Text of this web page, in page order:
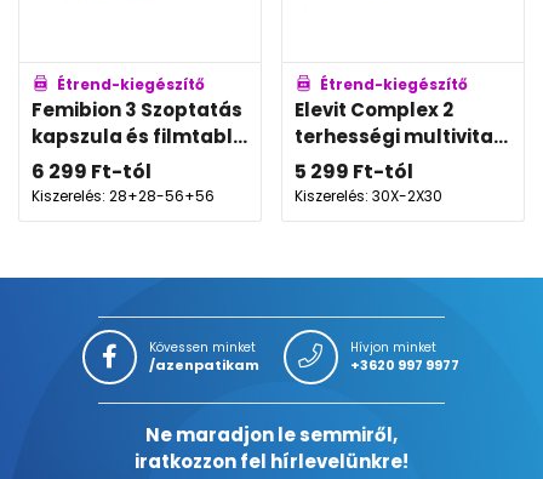
Étrend-kiegészítő
Femibion 3 Szoptatás
kapszula és filmtabl...
6 299 Ft-tól
Kiszerelés: 28+28-56+56
Étrend-kiegészítő
Elevit Complex 2
terhességi multivita...
5 299 Ft-tól
Kiszerelés: 30X-2X30
Kövessen minket
/azenpatikam
Hívjon minket
+3620 997 9977
Ne maradjon le semmiről,
iratkozzon fel hírlevelünkre!